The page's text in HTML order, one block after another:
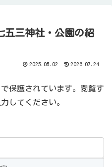
三神社・公園の紹
2025.05.02 2026.07.24
保護されています。閲覧す
してください。